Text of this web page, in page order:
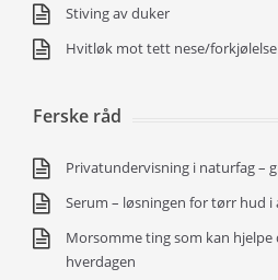
Stiving av duker
Hvitløk mot tett nese/forkjølelse
Ferske råd
Privatundervisning i naturfag –
Serum – løsningen for tørr hud i
Morsomme ting som kan hjelpe
hverdagen